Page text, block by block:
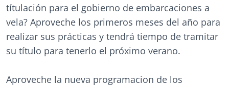
títulación para el gobierno de embarcaciones a
vela? Aproveche los primeros meses del año para
realizar sus prácticas y tendrá tiempo de tramitar
su título para tenerlo el próximo verano.
Aproveche la nueva programacion de los